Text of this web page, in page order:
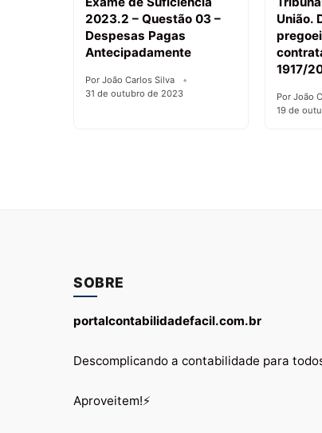
2023.2 – Questão 03 –
Despesas Pagas
Antecipadamente
Por João Carlos Silva
31 de outubro de 2023
União.
1917/
Por João
19 de
SOBRE
portalcontabilidadefacil.com.br
Descomplicando a contabilidade para
Aproveitem!⚡